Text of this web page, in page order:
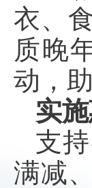
衣、
质晚
动，
实
支
满减